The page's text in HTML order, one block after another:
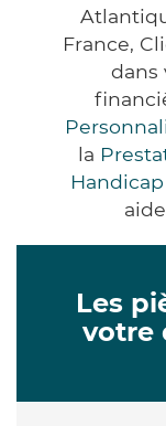
France,
dans
la
Handicap
Les
votre